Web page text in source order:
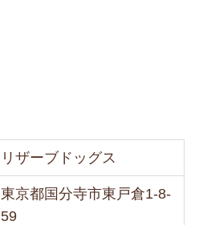
リザーブドッグス
東京都国分寺市東戸倉1-8-
59